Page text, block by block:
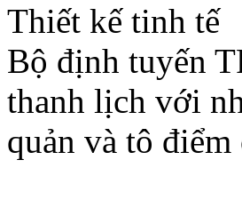
Thiết kế tinh tế
Bộ định tuyến
thanh lịch với
quản và tô